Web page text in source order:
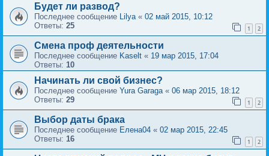
Будет ли развод?
Последнее сообщение Lilya« 02 май 2015, 10:12
Ответы: 25 1 2
Смена проф деятельности
Последнее сообщение Kaselt « 19 мар 2015, 17:04
Ответы: 10
Начинать ли свой бизнес?
Последнее сообщение Yura Garaga« 06 мар 2015, 18:12
Ответы: 29 1 2
Выбор даты брака
Последнее сообщение Елена04 « 02 мар 2015, 22:45
Ответы: 16 1 2